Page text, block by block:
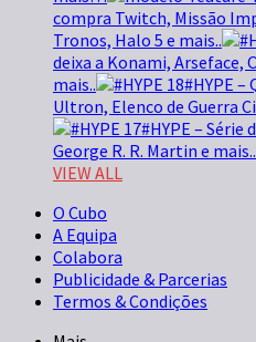
compra Twitch, Missão
Tronos, Halo 5 e mais..
deixa a Konami, Arseface,
mais..
#HYPE –
Ultron, Elenco de Guerra
#HYPE – Série
George R. R. Martin e mais..
VIEW ALL
O Cubo
A Equipa
Colabora
Publicidade & Parcerias
Termos & Condições